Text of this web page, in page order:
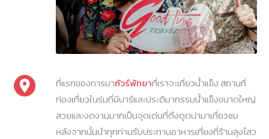
ที่แรกของการมาทัวร์พัทยาที่เราจะเที่ยวน้ำแข็ง สถานที่
ท่องเที่ยวในร่มที่มีบาร์และประติมากรรมน้ำแข็งขนาดใหญ่
สวยและงดงามมากเป็นจุดเด่นที่ดึงดูดน่ามาเที่ยวชม
หลังจากนั้นนำทุกท่านรับประทานอาหารเที่ยงที่ร้านลุงไสว